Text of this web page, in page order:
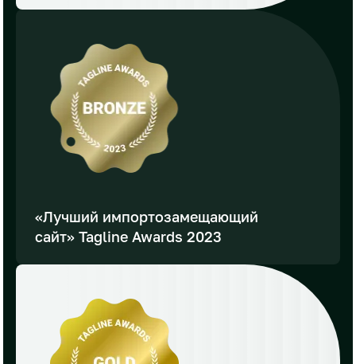
«Лучший импортозамещающий
сайт» Tagline Awards 2023